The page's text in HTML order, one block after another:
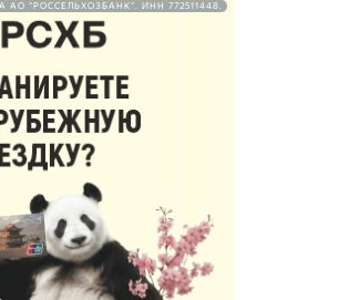
АО "РОССЕЛЬХОЗБАНК". ИНН 772511448.